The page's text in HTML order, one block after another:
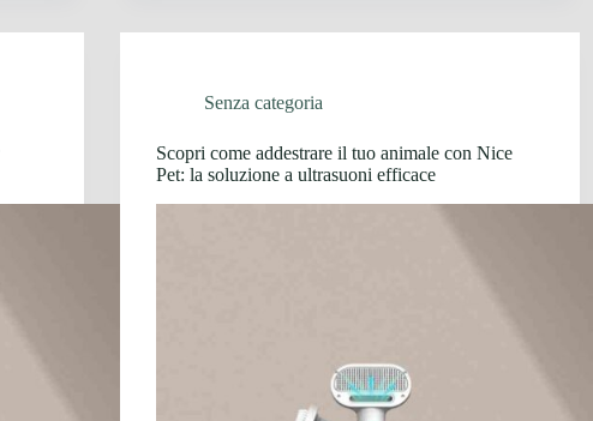
Senza categoria
Scopri come addestrare il tuo animale con Nice
Pet: la soluzione a ultrasuoni efficace